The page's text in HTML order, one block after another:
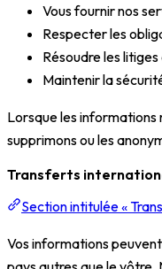
Vous fournir nos
Respecter les
Résoudre les
Maintenir la
Lorsque les informations
supprimons ou les
Transferts
Section intitulée «
Vos informations